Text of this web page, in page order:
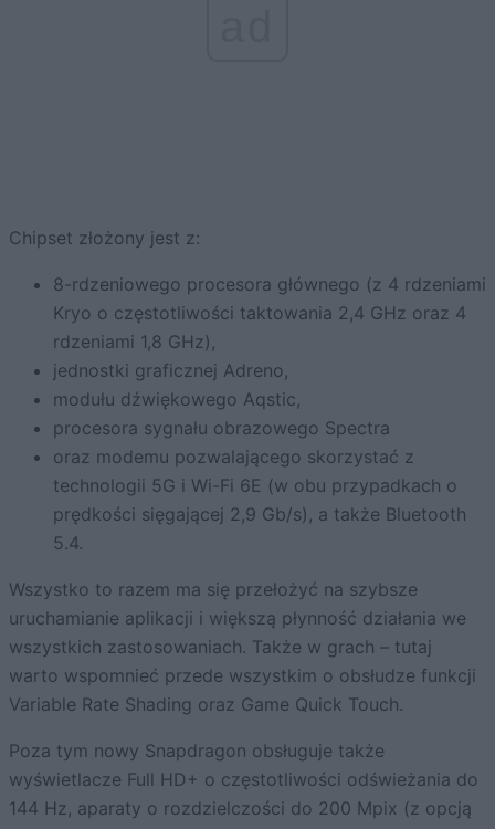
Chipset złożony jest z:
8-rdzeniowego procesora głównego (z 4 rdzeniami
Kryo o częstotliwości taktowania 2,4 GHz oraz 4
rdzeniami 1,8 GHz),
jednostki graficznej Adreno,
modułu dźwiękowego Aqstic,
procesora sygnału obrazowego Spectra
oraz modemu pozwalającego skorzystać z
technologii 5G i Wi-Fi 6E (w obu przypadkach o
prędkości sięgającej 2,9 Gb/s), a także Bluetooth
5.4.
Wszystko to razem ma się przełożyć na szybsze
uruchamianie aplikacji i większą płynność działania we
wszystkich zastosowaniach. Także w grach – tutaj
warto wspomnieć przede wszystkim o obsłudze funkcji
Variable Rate Shading oraz Game Quick Touch.
Poza tym nowy Snapdragon obsługuje także
wyświetlacze Full HD+ o częstotliwości odświeżania do
144 Hz, aparaty o rozdzielczości do 200 Mpix (z opcją